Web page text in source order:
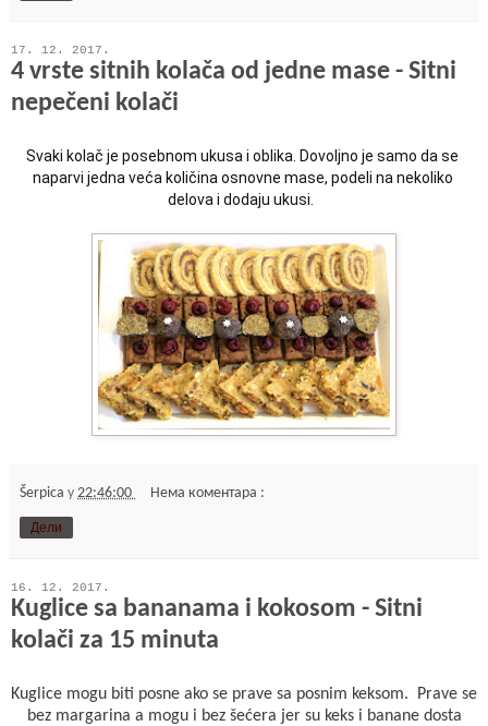
17. 12. 2017.
4 vrste sitnih kolača od jedne mase - Sitni
nepečeni kolači
Svaki kolač je posebnom ukusa i oblika. Dovoljno je samo da se
naparvi jedna veća količina osnovne mase, podeli na nekoliko
delova i dodaju ukusi.
Šerpica у 22:46:00 Нема коментара :
Дели
16. 12. 2017.
Kuglice sa bananama i kokosom - Sitni
kolači za 15 minuta
Kuglice mogu biti posne ako se prave sa posnim keksom. Prave se
bez margarina a mogu i bez šećera jer su keks i banane dosta